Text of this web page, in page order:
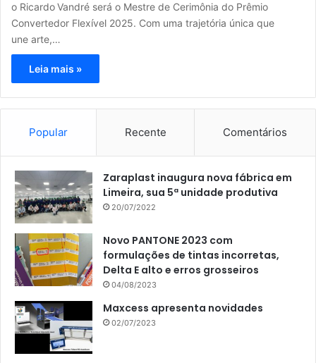
o Ricardo Vandré será o Mestre de Cerimônia do Prêmio
Convertedor Flexível 2025. Com uma trajetória única que
une arte,…
Leia mais »
Popular Recente Comentários
Zaraplast inaugura nova fábrica em
Limeira, sua 5ª unidade produtiva
20/07/2022
Novo PANTONE 2023 com
formulações de tintas incorretas,
Delta E alto e erros grosseiros
04/08/2023
Maxcess apresenta novidades
02/07/2023